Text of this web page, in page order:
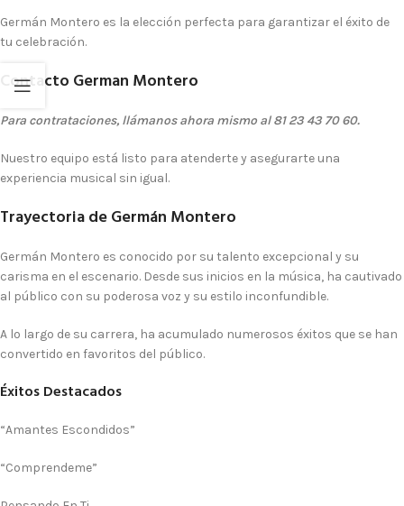
Germán Montero es la elección perfecta para garantizar el éxito de
tu celebración.
Contacto German Montero
Para contrataciones, llámanos ahora mismo al81 23 43 70 60.
Nuestro equipo está listo para atenderte y asegurarte una
experiencia musical sin igual.
Trayectoria de Germán Montero
Germán Montero es conocido por su talento excepcional y su
carisma en el escenario. Desde sus inicios en la música, ha cautivado
al público con su poderosa voz y su estilo inconfundible.
A lo largo de su carrera, ha acumulado numerosos éxitos que se han
convertido en favoritos del público.
Éxitos Destacados
“Amantes Escondidos”
“Comprendeme”